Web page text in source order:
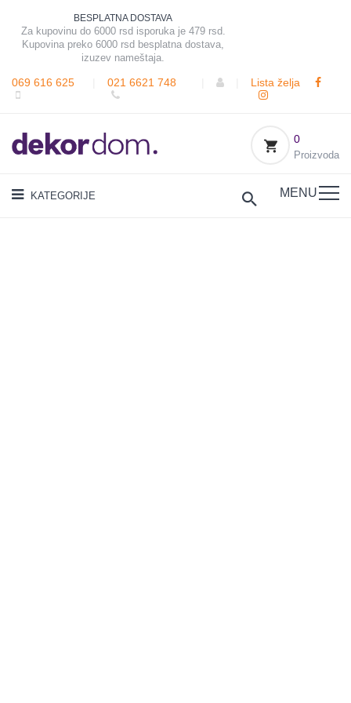
BESPLATNA DOSTAVA
Za kupovinu do 6000 rsd isporuka je 479 rsd.
Kupovina preko 6000 rsd besplatna dostava,
izuzev nameštaja.
069 616 625 021 6621 748 Lista želja
0
Proizvoda
KATEGORIJE MENU